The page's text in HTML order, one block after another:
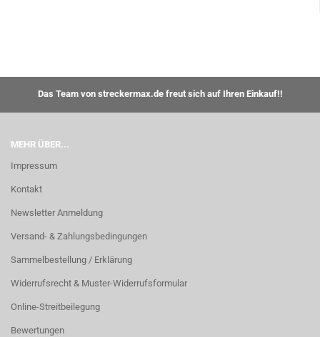
Das Team von streckermax.de freut sich auf Ihren Einkauf!!
MEHR ÜBER...
Impressum
Kontakt
Newsletter Anmeldung
Versand- & Zahlungsbedingungen
Sammelbestellung / Erklärung
Widerrufsrecht & Muster-Widerrufsformular
Online-Streitbeilegung
Bewertungen